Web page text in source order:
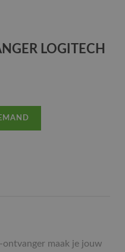
LOGITECH
maak je jouw